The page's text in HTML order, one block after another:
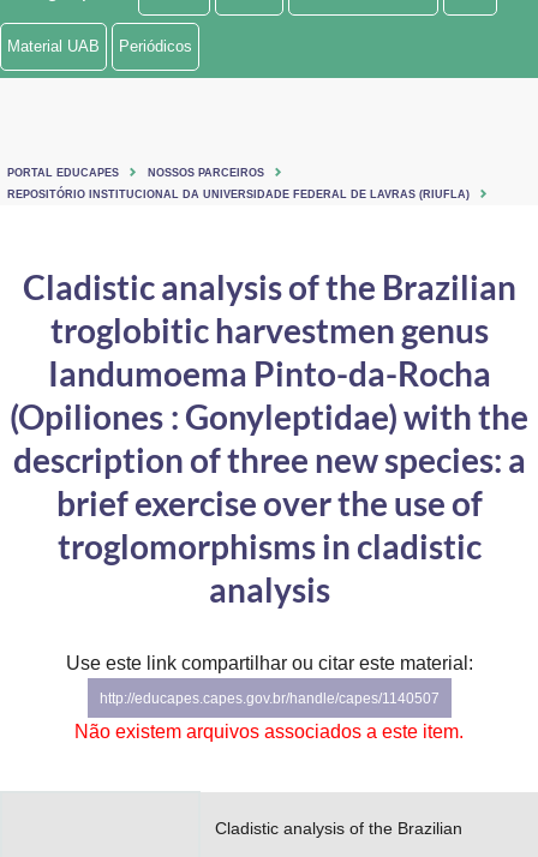
Ministério de Minas e Energia
Ministério do Turismo
Controladoria-Geral da União
Ministério da Mulher, da Família e dos Direitos Humanos
Secretaria-Geral
Secretaria de Governo
Gabinete de Segurança Institucional
Advocacia-Geral da União
Material UAB Periódicos
PORTAL EDUCAPES
NOSSOS PARCEIROS
REPOSITÓRIO INSTITUCIONAL DA UNIVERSIDADE FEDERAL DE LAVRAS (RIUFLA)
Cladistic analysis of the Brazilian
troglobitic harvestmen genus
Iandumoema Pinto-da-Rocha
(Opiliones : Gonyleptidae) with the
description of three new species: a
brief exercise over the use of
troglomorphisms in cladistic
analysis
Use este link compartilhar ou citar este material:
http://educapes.capes.gov.br/handle/capes/1140507
Não existem arquivos associados a este item.
Cladistic analysis of the Brazilian